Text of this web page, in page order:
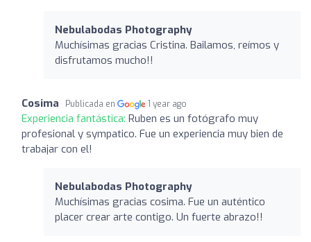
Nebulabodas Photography
Muchísimas gracias Cristina. Bailamos, reímos y
disfrutamos mucho!!
Cosima Publicada en 1 year ago
Experiencia fantástica: Ruben es un fotógrafo muy
profesional y sympatico. Fue un experiencia muy bien de
trabajar con el!
Nebulabodas Photography
Muchísimas gracias cosima. Fue un auténtico
placer crear arte contigo. Un fuerte abrazo!!